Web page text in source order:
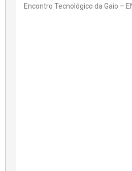
Encontro Tecnológico da Gaio –